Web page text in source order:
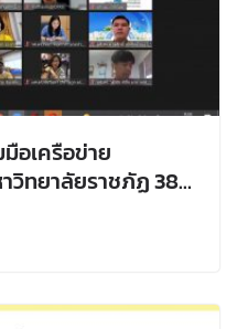
อเครือข่าย
ทยาลัยราชภัฏ 38